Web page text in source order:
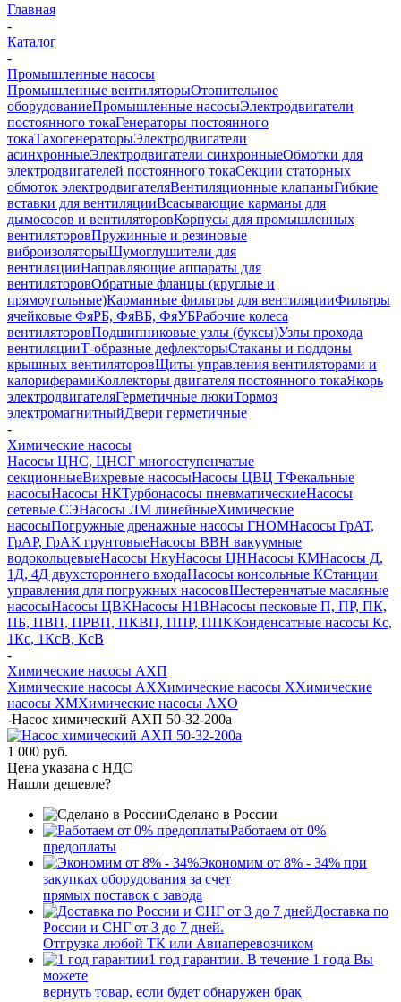
Главная
-
Каталог
-
Промышленные насосы
Промышленные вентиляторыОтопительное
оборудованиеПромышленные насосыЭлектродвигатели
постоянного токаГенераторы постоянного
токаТахогенераторыЭлектродвигатели
асинхронныеЭлектродвигатели синхронныеОбмотки для
электродвигателей постоянного токаСекции статорных
обмоток электродвигателяВентиляционные клапаныГибкие
вставки для вентиляцииВсасывающие карманы для
дымососов и вентиляторовКорпусы для промышленных
вентиляторовПружинные и резиновые
виброизоляторыШумоглушители для
вентиляцииНаправляющие аппараты для
вентиляторовОбратные фланцы (круглые и
прямоугольные)Карманные фильтры для вентиляцииФильтры
ячейковые ФяРБ, ФяВБ, ФяУБРабочие колеса
вентиляторовПодшипниковые узлы (буксы)Узлы прохода
вентиляцииТ-образные дефлекторыСтаканы и поддоны
крышных вентиляторовЩиты управления вентиляторами и
калориферамиКоллекторы двигателя постоянного токаЯкорь
электродвигателяГерметичные люкиТормоз
электромагнитныйДвери герметичные
-
Химические насосы
Насосы ЦНС, ЦНСГ многоступенчатые
секционныеВихревые насосыНасосы ЦВЦ ТФекальные
насосыНасосы НКТурбонасосы пневматическиеНасосы
сетевые СЭНасосы ЛМ линейныеХимические
насосыПогружные дренажные насосы ГНОМНасосы ГрАТ,
ГрАР, ГрАК грунтовыеНасосы ВВН вакуумные
водокольцевыеНасосы НкуНасосы ЦННасосы КМНасосы Д,
1Д, 4Д двухстороннего входаНасосы консольные КСтанции
управления для погружных насосовШестеренчатые масляные
насосыНасосы ЦВКНасосы Н1ВНасосы песковые П, ПР, ПК,
ПБ, ПВП, ПРВП, ПКВП, ППР, ППККонденсатные насосы Кс,
1Кс, 1КсВ, КсВ
-
Химические насосы АХП
Химические насосы AXХимические насосы XХимические
насосы XМХимические насосы AXО
-Насос химический АХП 50-32-200а
1 000 руб.
Цена указана с НДС
Нашли дешевле?
Сделано в России
Работаем от 0%
предоплаты
Экономим от 8% - 34% при
закупках оборудования за счет
прямых поставок с завода
Доставка по
России и СНГ от 3 до 7 дней.
Отгрузка любой ТК или Авиаперевозчиком
1 год гарантии. В течение 1 года Вы
можете
вернуть товар, если будет обнаружен брак